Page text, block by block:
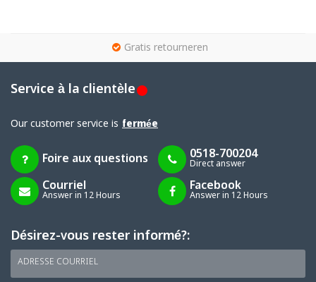
Gratis retourneren
Service à la clientèle
Our customer service is fermée
Foire aux questions 0518-700204
Direct answer
Courriel
Answer in 12 Hours
Facebook
Answer in 12 Hours
Désirez-vous rester informé?:
ADRESSE COURRIEL